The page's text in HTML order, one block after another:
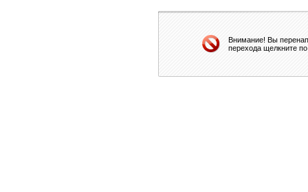
Внимание! Вы
перехода щелкните